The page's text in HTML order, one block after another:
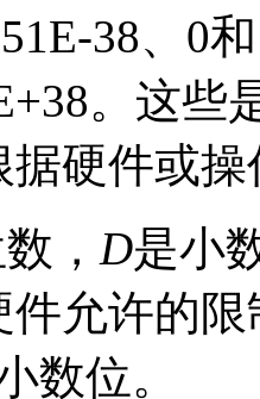
38、 0和
。这些
据硬件或
， D是小
件允许的
数位。